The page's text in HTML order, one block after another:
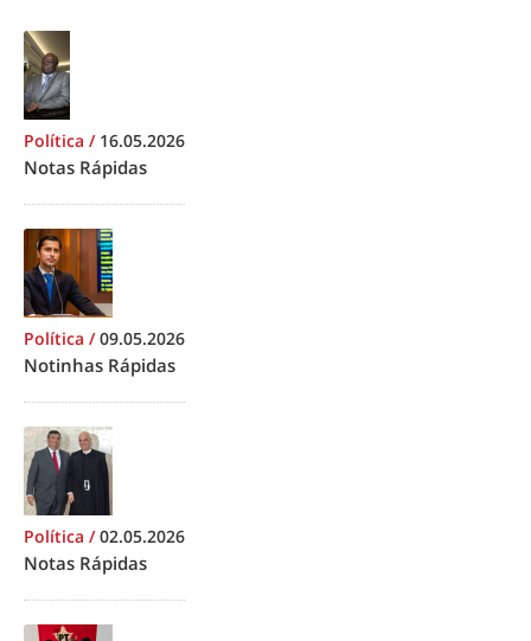
Política / 16.05.2026
Notas Rápidas
Política /09.05.2026
Notinhas Rápidas
Política /02.05.2026
Notas Rápidas